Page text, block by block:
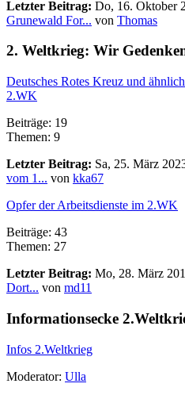
Letzter Beitrag: Do, 16. Oktober
Grunewald For... von Thomas
2. Weltkrieg: Wir
Deutsches Rotes Kreuz und
2.WK
Beiträge: 19
Themen: 9
Letzter Beitrag: Sa, 25. März
vom 1... von kka67
Opfer der Arbeitsdienste im 2.WK
Beiträge: 43
Themen: 27
Letzter Beitrag: Mo, 28. März
Dort... von md11
Informationsecke
Infos 2.Weltkrieg
Moderator: Ulla